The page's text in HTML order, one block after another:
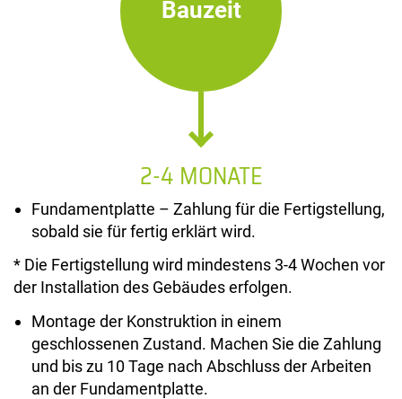
Bauzeit
2-4 MONATE
Fundamentplatte – Zahlung für die Fertigstellung,
sobald sie für fertig erklärt wird.
* Die Fertigstellung wird mindestens 3-4 Wochen vor
der Installation des Gebäudes erfolgen.
Montage der Konstruktion in einem
geschlossenen Zustand. Machen Sie die Zahlung
und bis zu 10 Tage nach Abschluss der Arbeiten
an der Fundamentplatte.